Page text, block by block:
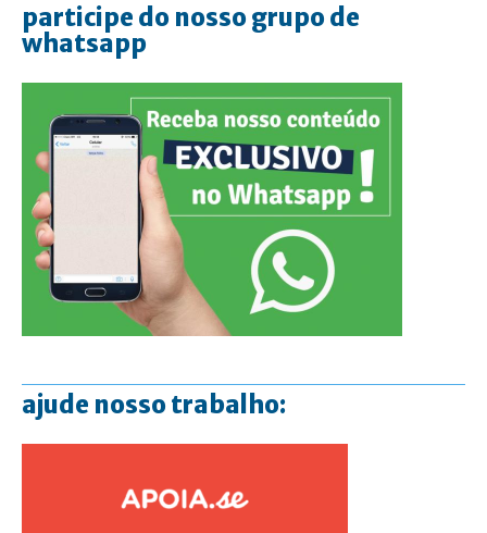
participe do nosso grupo de
whatsapp
ajude nosso trabalho: